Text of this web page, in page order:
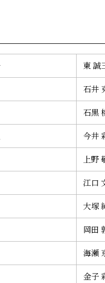
東 誠
石井
石黒
今井
上野
江口
大塚
岡田
海瀬
金子